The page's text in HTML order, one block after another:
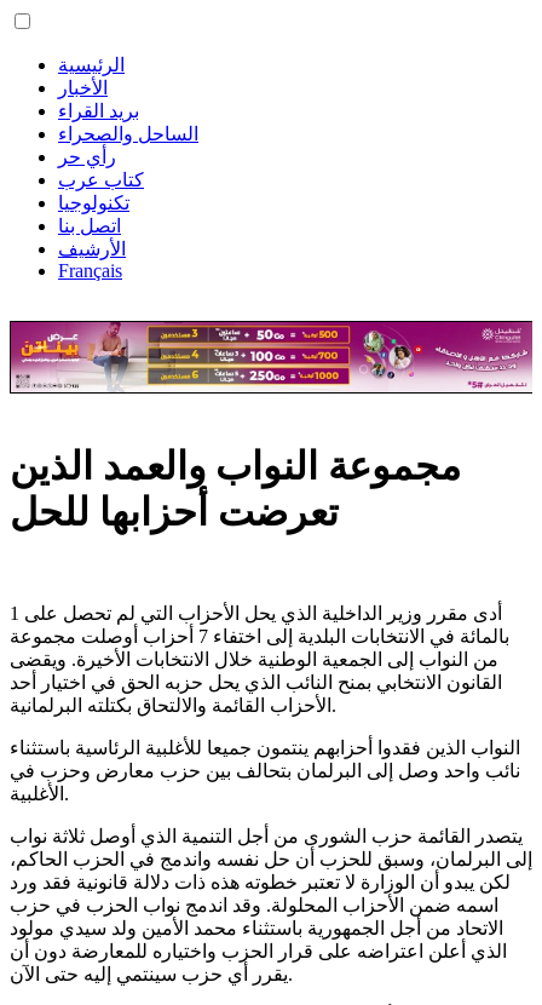
الرئيسية
الأخبار
بريد القراء
الساحل والصحراء
رأي حر
كتاب عرب
تكنولوجيا
اتصل بنا
الأرشيف
Français
مجموعة النواب والعمد الذين
تعرضت أحزابها للحل
أدى مقرر وزير الداخلية الذي يحل الأحزاب التي لم تحصل على 1
بالمائة في الانتخابات البلدية إلى اختفاء 7 أحزاب أوصلت مجموعة
من النواب إلى الجمعية الوطنية خلال الانتخابات الأخيرة. ويقضى
القانون الانتخابي بمنح النائب الذي يحل حزبه الحق في اختيار أحد
الأحزاب القائمة والالتحاق بكتلته البرلمانية.
النواب الذين فقدوا أحزابهم ينتمون جميعا للأغلبية الرئاسية باستثناء
نائب واحد وصل إلى البرلمان بتحالف بين حزب معارض وحزب في
الأغلبية.
يتصدر القائمة حزب الشورى من أجل التنمية الذي أوصل ثلاثة نواب
إلى البرلمان، وسبق للحزب أن حل نفسه واندمج في الحزب الحاكم،
لكن يبدو أن الوزارة لا تعتبر خطوته هذه ذات دلالة قانونية فقد ورد
اسمه ضمن الأحزاب المحلولة. وقد اندمج نواب الحزب في حزب
الاتحاد من أجل الجمهورية باستثناء محمد الأمين ولد سيدي مولود
الذي أعلن اعتراضه على قرار الحزب واختياره للمعارضة دون أن
يقرر أي حزب سينتمي إليه حتى الآن.